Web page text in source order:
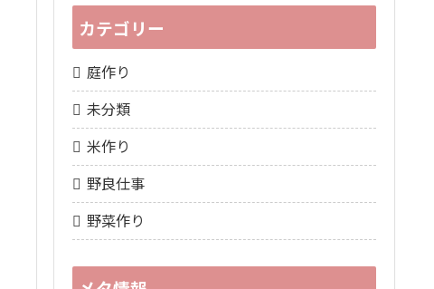
カテゴリー
庭作り
未分類
米作り
野良仕事
野菜作り